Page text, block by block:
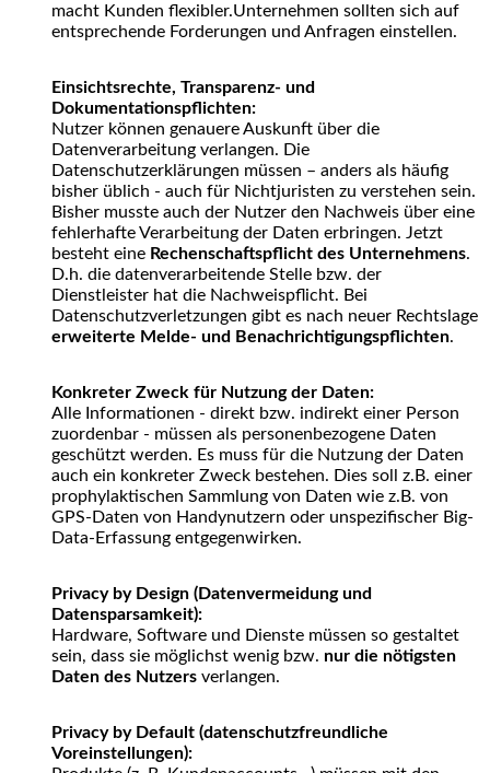
macht Kunden flexibler.Unternehmen sollten sich auf
entsprechende Forderungen und Anfragen einstellen.
Einsichtsrechte, Transparenz- und
Dokumentationspflichten:
Nutzer können genauere Auskunft über die
Datenverarbeitung verlangen. Die
Datenschutzerklärungen müssen – anders als häufig
bisher üblich - auch für Nichtjuristen zu verstehen sein.
Bisher musste auch der Nutzer den Nachweis über eine
fehlerhafte Verarbeitung der Daten erbringen. Jetzt
besteht eine Rechenschaftspflicht des Unternehmens.
D.h. die datenverarbeitende Stelle bzw. der
Dienstleister hat die Nachweispflicht. Bei
Datenschutzverletzungen gibt es nach neuer Rechtslage
erweiterte Melde- und Benachrichtigungspflichten.
Konkreter Zweck für Nutzung der Daten:
Alle Informationen - direkt bzw. indirekt einer Person
zuordenbar - müssen als personenbezogene Daten
geschützt werden. Es muss für die Nutzung der Daten
auch ein konkreter Zweck bestehen. Dies soll z.B. einer
prophylaktischen Sammlung von Daten wie z.B. von
GPS-Daten von Handynutzern oder unspezifischer Big-
Data-Erfassung entgegenwirken.
Privacy by Design (Datenvermeidung und
Datensparsamkeit):
Hardware, Software und Dienste müssen so gestaltet
sein, dass sie möglichst wenig bzw. nur die nötigsten
Daten des Nutzers verlangen.
Privacy by Default (datenschutzfreundliche
Voreinstellungen):